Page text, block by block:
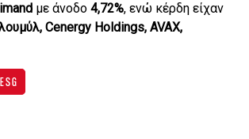
με άνοδο 4,72%, ενώ κέρδη είχαν
Cenergy Holdings, AVAX,